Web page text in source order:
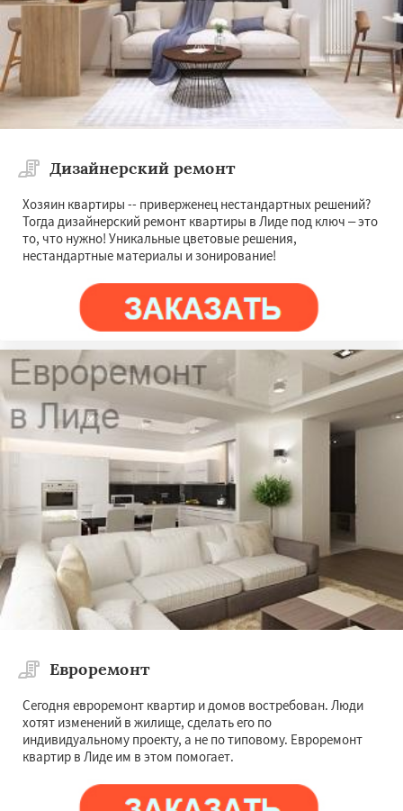
Дизайнерский ремонт
Хозяин квартиры -- приверженец нестандартных решений?
Тогда дизайнерский ремонт квартиры в Лиде под ключ – это
то, что нужно! Уникальные цветовые решения,
нестандартные материалы и зонирование!
Евроремонт
Сегодня евроремонт квартир и домов востребован. Люди
хотят изменений в жилище, сделать его по
индивидуальному проекту, а не по типовому. Евроремонт
квартир в Лиде им в этом помогает.